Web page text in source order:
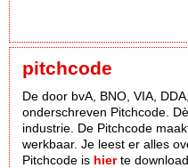
pitchcode
De door bvA, BNO, VIA,
onderschreven Pitchcode.
industrie. De Pitchcode
werkbaar. Je leest er alles
Pitchcode is hierte